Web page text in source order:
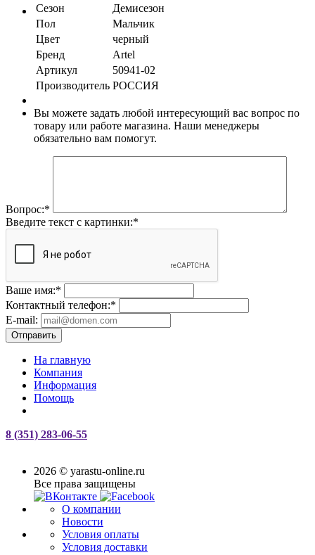
Сезон
Демисезон
Пол
Мальчик
Цвет
черный
Бренд
Artel
Артикул
50941-02
Производитель РОССИЯ
Вы можете задать любой интересующий вас вопрос по
товару или работе магазина. Наши менеджеры
обязательно вам помогут.
Вопрос:*
Введите текст с картинки:*
Ваше имя:*
Контактный телефон:*
E-mail:
Отправить
На главную
Компания
Информация
Помощь
8 (351) 283-06-55
2026 © yarastu-online.ru
Все права защищены
О компании
Новости
Условия оплаты
Условия доставки